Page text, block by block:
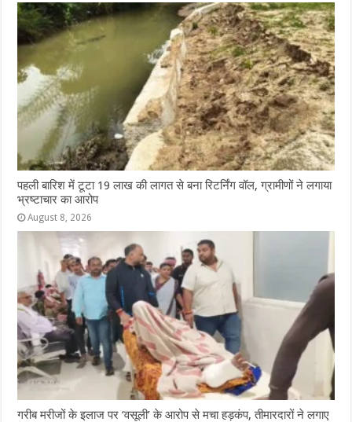
पहली बारिश में टूटा 19 लाख की लागत से बना रिटर्निंग वॉल, ग्रामीणों ने लगाया
भ्रष्टाचार का आरोप
August 8, 2026
गरीब मरीजों के इलाज पर ‘वसूली’ के आरोप से मचा हड़कंप, तीमारदारों ने लगाए